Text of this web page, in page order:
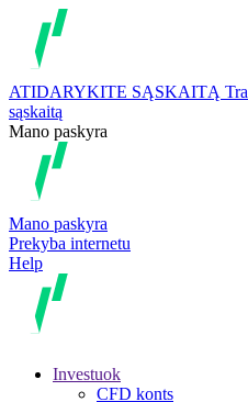
ATIDARYKITE SĄSKAITĄ
sąskaitą
Mano paskyra
Mano paskyra
Prekyba internetu
Help
Investuok
CFD konts